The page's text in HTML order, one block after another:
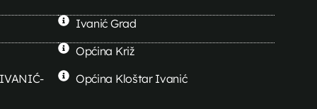
Ivanić Grad
Općina Križ
Općina Kloštar Ivanić